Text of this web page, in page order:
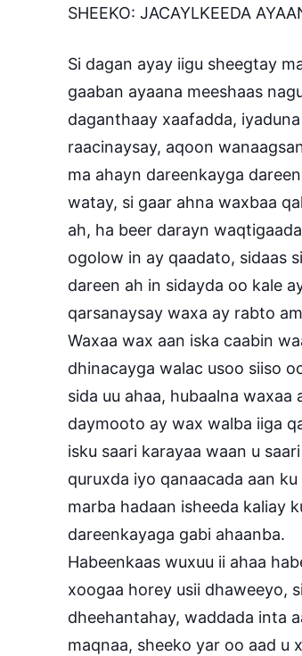
SHEEKO: JACAYLKEEDA
Si dagan ayay iigu sheegtay
gaaban ayaana meeshaas
daganthaay xaafadda,
raacinaysay, aqoon
ma ahayn dareenkayga
watay, si gaar ahna waxbaa
ah, ha beer darayn
ogolow in ay qaadato, sidaas
dareen ah in sidayda oo kale
qarsanaysay waxa ay rabto
Waxaa wax aan iska caabin
dhinacayga walac usoo siiso
sida uu ahaa, hubaalna
daymooto ay wax walba iiga
isku saari karayaa waan u
quruxda iyo qanaacada aan
marba hadaan isheeda kaliay
dareenkayaga gabi ahaanba.
Habeenkaas wuxuu ii ahaa
xoogaa horey usii dhaweeyo,
dheehantahay, waddada inta
maqnaa, sheeko yar oo aad u